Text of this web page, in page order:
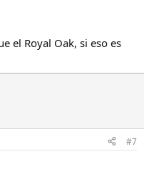
el Royal Oak, si eso es
#7